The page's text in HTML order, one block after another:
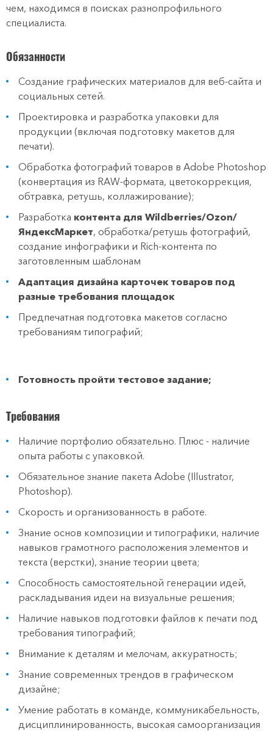
чем, находимся в поисках разнопрофильного
специалиста.
Обязанности
Создание графических материалов для веб-сайта и
социальных сетей.
Проектировка и разработка упаковки для
продукции (включая подготовку макетов для
печати).
Обработка фотографий товаров в Adobe Photoshop
(конвертация из RAW-формата‚ цветокоррекция,
обтравка‚ ретушь‚ коллажирование);
Разработка контента для Wildberries/Ozon/
ЯндексМаркет, обработка/ретушь фотографий,
создание инфографики и Rich-контента по
заготовленным шаблонам
Адаптация дизайна карточек товаров под
разные требования площадок
Предпечатная подготовка макетов согласно
требованиям типографий;
Готовность пройти тестовое задание;
Требования
Наличие портфолио обязательно. Плюс - наличие
опыта работы с упаковкой.
Обязательное знание пакета Adobe (Illustrator,
Photoshop).
Скорость и организованность в работе.
Знание основ композиции и типографики, наличие
навыков грамотного расположения элементов и
текста (верстки), знание теории цвета;
Способность самостоятельной генерации идей,
раскладывания идеи на визуальные решения;
Наличие навыков подготовки файлов к печати под
требования типографий;
Внимание к деталям и мелочам, аккуратность;
Знание современных трендов в графическом
дизайне;
Умение работать в команде, коммуникабельность,
дисциплинированность, высокая самоорганизация